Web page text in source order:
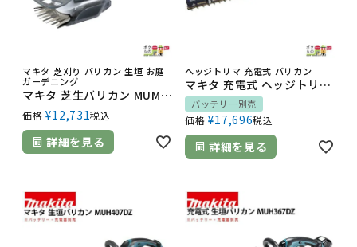
マキタ 芝刈り バリカン 生垣 お庭
ガーデニング
マキタ 芝生バリカン MUM1101
価格 ¥12,731税込
詳細を見る
ヘッジトリマ 充電式 バリカン
マキタ 充電式 ヘッジトリマ 18V MUH467DZ 460mm バリカン 2.6kg 本体のみ バッテリ充電器別売 新・高級刃
バッテリー別売
価格 ¥17,696税込
詳細を見る